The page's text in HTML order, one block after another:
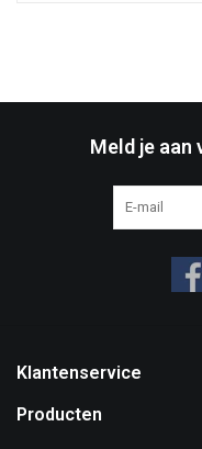
Meld je aan
Klantenservice
Producten